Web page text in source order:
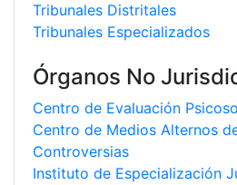
Tribunales Distritales
Tribunales Especializados
Órganos No
Centro de Evaluación
Centro de Medios Alternos
Controversias
Instituto de Especialización